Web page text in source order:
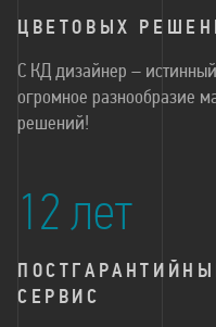
ЦВЕТОВЫХ
С КД дизайнер –
огромное разнообразие
решений!
12 лет
СЕРВИС